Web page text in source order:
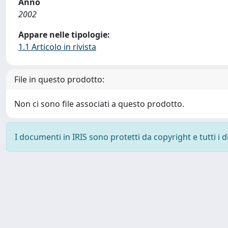
2002
Appare nelle tipologie:
1.1 Articolo in rivista
File in questo prodotto:
Non ci sono file associati a questo prodotto.
I documenti in IRIS sono protetti da copyright e tutti i